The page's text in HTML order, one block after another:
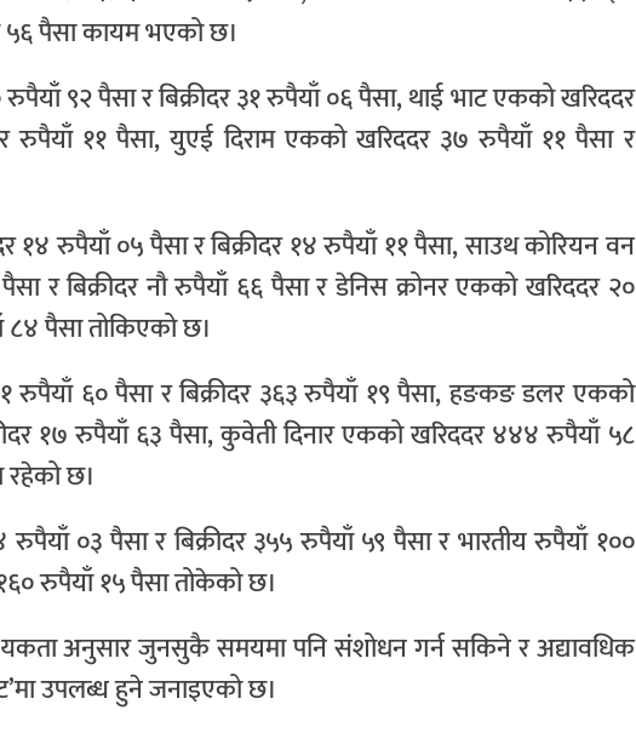
५६ पैसा कायम भएको छ।
९२ पैसा र बिक्रीदर ३१ रुपैयाँ ०६ पैसा, थाई भाट एकको खरिददर
रुपैयाँ ११ पैसा, युएई दिराम एकको खरिददर ३७ रुपैयाँ ११ पैसा र
१४ रुपैयाँ ०५ पैसा र बिक्रीदर १४ रुपैयाँ ११ पैसा, साउथ कोरियन वन
र बिक्रीदर नौ रुपैयाँ ६६ पैसा र डेनिस क्रोनर एकको खरिददर २०
८४ पैसा तोकिएको छ।
रुपैयाँ ६० पैसा र बिक्रीदर ३६३ रुपैयाँ १९ पैसा, हङकङ डलर एकको
१७ रुपैयाँ ६३ पैसा, कुवेती दिनार एकको खरिददर ४४४ रुपैयाँ ५८
रहेको छ।
०३ पैसा र बिक्रीदर ३५५ रुपैयाँ ५९ पैसा र भारतीय रुपैयाँ १००
रुपैयाँ १५ पैसा तोकेको छ।
अनुसार जुनसुकै समयमा पनि संशोधन गर्न सकिने र अद्यावधिक
उपलब्ध हुने जनाइएको छ।